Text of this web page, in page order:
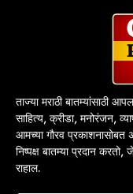
ताज्या मराठी बातम्यांसाठी
साहित्य, क्रीडा, मनोरंजन,
आमच्या गौरव
निष्पक्ष बातम्या प्रदान
राहाल.